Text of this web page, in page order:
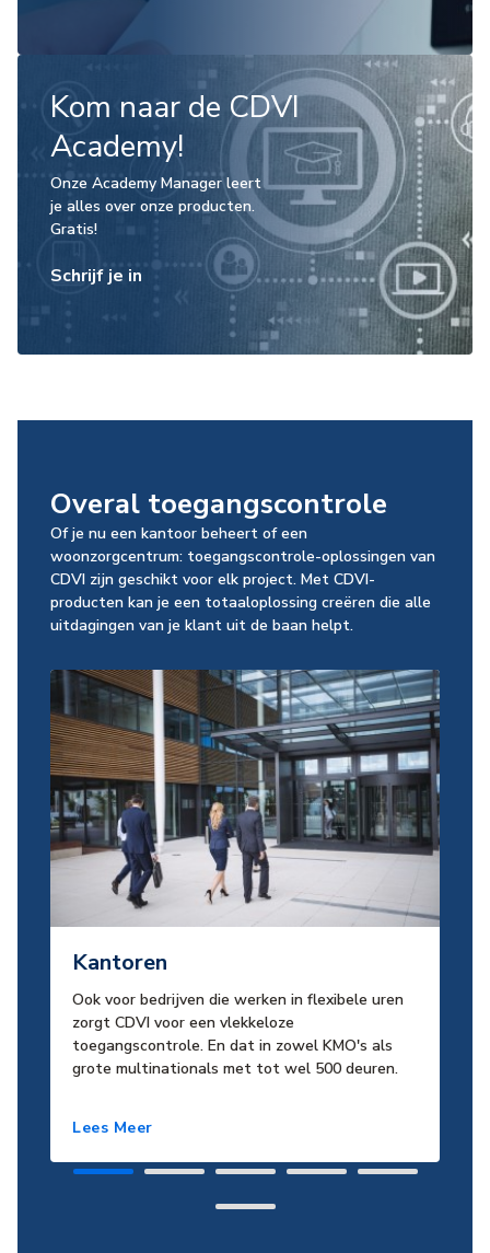
Kom naar de CDVI
Academy!
Onze Academy Manager leert
je alles over onze producten.
Gratis!
Schrijf je in
Overal toegangscontrole
Of je nu een kantoor beheert of een
woonzorgcentrum: toegangscontrole-oplossingen van
CDVI zijn geschikt voor elk project. Met CDVI-
producten kan je een totaaloplossing creëren die alle
uitdagingen van je klant uit de baan helpt.
Kantoren
Ook voor bedrijven die werken in flexibele uren
zorgt CDVI voor een vlekkeloze
toegangscontrole. En dat in zowel KMO's als
grote multinationals met tot wel 500 deuren.
Lees Meer